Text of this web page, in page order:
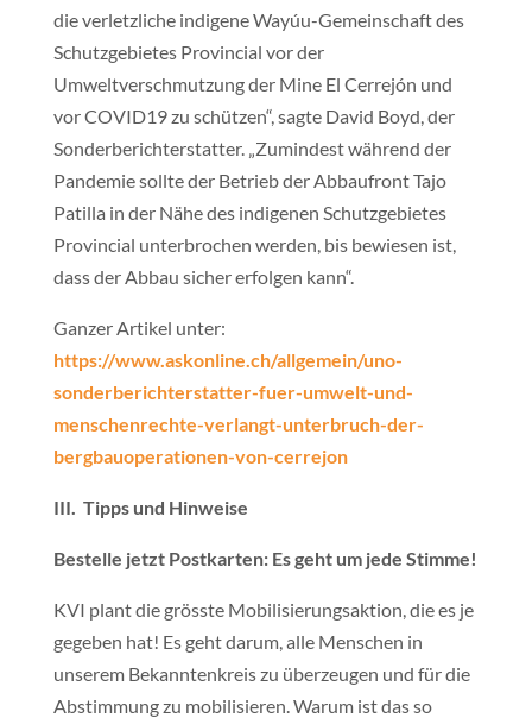
die verletzliche indigene Wayúu-Gemeinschaft des
Schutzgebietes Provincial vor der
Umweltverschmutzung der Mine El Cerrejón und
vor COVID19 zu schützen“, sagte David Boyd, der
Sonderberichterstatter. „Zumindest während der
Pandemie sollte der Betrieb der Abbaufront Tajo
Patilla in der Nähe des indigenen Schutzgebietes
Provincial unterbrochen werden, bis bewiesen ist,
dass der Abbau sicher erfolgen kann“.
Ganzer Artikel unter:
https://www.askonline.ch/allgemein/uno-
sonderberichterstatter-fuer-umwelt-und-
menschenrechte-verlangt-unterbruch-der-
bergbauoperationen-von-cerrejon
III. Tipps und Hinweise
Bestelle jetzt Postkarten: Es geht um jede Stimme!
KVI plant die grösste Mobilisierungsaktion, die es je
gegeben hat! Es geht darum, alle Menschen in
unserem Bekanntenkreis zu überzeugen und für die
Abstimmung zu mobilisieren. Warum ist das so